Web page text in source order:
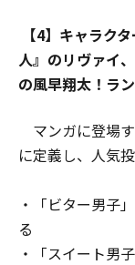
【4】キャラク
人』のリヴァイ
の風早翔太！ラ
マンガに登場
に定義し、人気
・「ビター男子
る
・「スイート男